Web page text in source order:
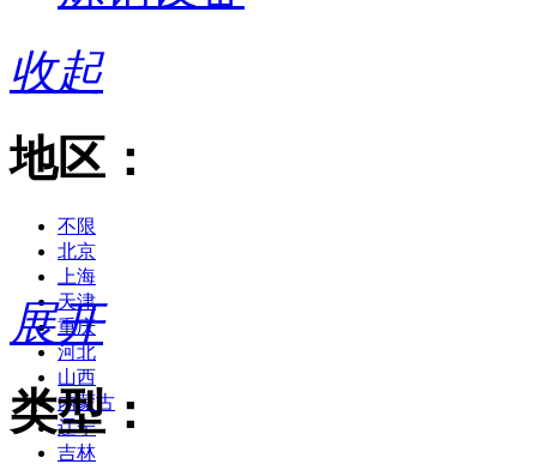
收起
地区：
不限
北京
上海
天津
重庆
河北
山西
内蒙古
辽宁
吉林
展开
类型：